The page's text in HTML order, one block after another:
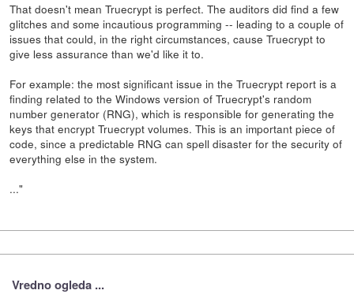
That doesn't mean Truecrypt is perfect. The auditors did find a few
glitches and some incautious programming -- leading to a couple of
issues that could, in the right circumstances, cause Truecrypt to
give less assurance than we'd like it to.
For example: the most significant issue in the Truecrypt report is a
finding related to the Windows version of Truecrypt's random
number generator (RNG), which is responsible for generating the
keys that encrypt Truecrypt volumes. This is an important piece of
code, since a predictable RNG can spell disaster for the security of
everything else in the system.
..."
Vredno ogleda ...